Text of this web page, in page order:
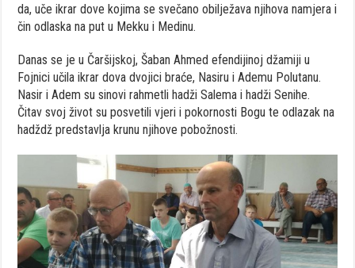
da, uče ikrar dove kojima se svečano obilježava njihova namjera i
čin odlaska na put u Mekku i Medinu.
Danas se je u Čaršijskoj, Šaban Ahmed efendijinoj džamiji u
Fojnici učila ikrar dova dvojici braće, Nasiru i Ademu Polutanu.
Nasir i Adem su sinovi rahmetli hadži Salema i hadži Senihe.
Čitav svoj život su posvetili vjeri i pokornosti Bogu te odlazak na
hadždž predstavlja krunu njihove pobožnosti.